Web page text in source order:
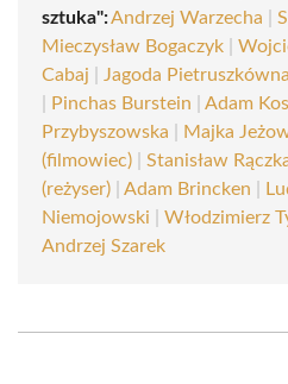
sztuka":Andrzej Warzecha
Mieczysław Bogaczyk
Cabaj
Jagoda Pietruszkówna
Pinchas Burstein Adam
Przybyszowska
Majka
(filmowiec)
Stanisław
(reżyser)
Adam Brincken
Niemojowski
Włodzimierz
Andrzej Szarek